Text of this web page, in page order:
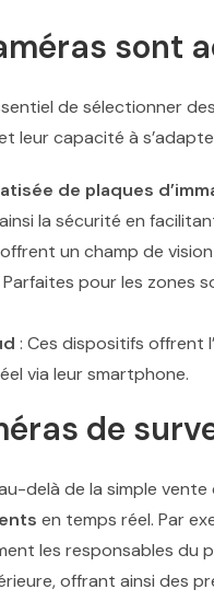
sont
de sélectionner
leur capacité à
de plaques
la sécurité en
offrent un champ de
Parfaites pour les zones
: Ces dispositifs offrent
via leur smartphone.
de
delà de la simple
en temps réel. Par
les responsables du
offrant ainsi des